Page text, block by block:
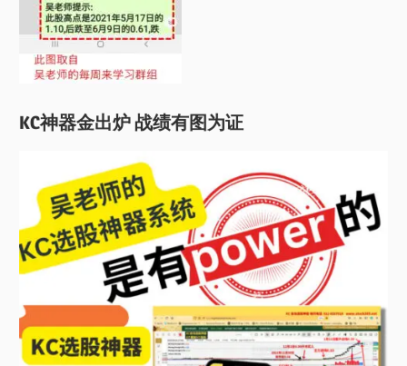
KC神器金出炉 战绩有图为证